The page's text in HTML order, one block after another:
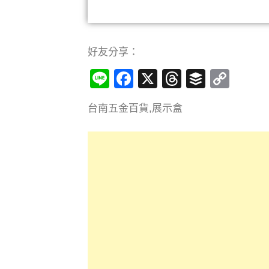
好友分享：
LineFacebook
X Threads
Buffer
台南五金百貨,展示盒